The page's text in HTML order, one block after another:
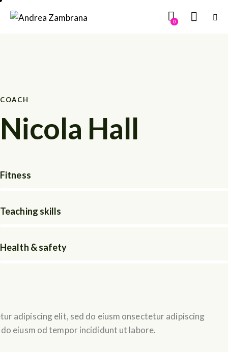
0
COACH
Nicola Hall
Fitness
Teaching skills
Health & safety
adipiscing elit, sed do eiusm onsectetur adipiscing
eiusm od tempor incididunt ut labore.